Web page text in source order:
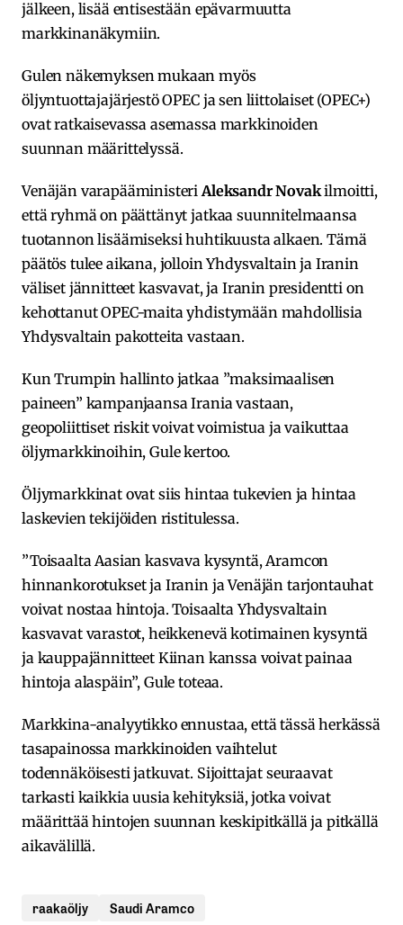
jälkeen, lisää entisestään epävarmuutta
markkinanäkymiin.
Gulen näkemyksen mukaan myös
öljyntuottajajärjestö OPEC ja sen liittolaiset (OPEC+)
ovat ratkaisevassa asemassa markkinoiden
suunnan määrittelyssä.
Venäjän varapääministeri Aleksandr Novakilmoitti,
että ryhmä on päättänyt jatkaa suunnitelmaansa
tuotannon lisäämiseksi huhtikuusta alkaen. Tämä
päätös tulee aikana, jolloin Yhdysvaltain ja Iranin
väliset jännitteet kasvavat, ja Iranin presidentti on
kehottanut OPEC-maita yhdistymään mahdollisia
Yhdysvaltain pakotteita vastaan.
Kun Trumpin hallinto jatkaa ”maksimaalisen
paineen” kampanjaansa Irania vastaan,
geopoliittiset riskit voivat voimistua ja vaikuttaa
öljymarkkinoihin, Gule kertoo.
Öljymarkkinat ovat siis hintaa tukevien ja hintaa
laskevien tekijöiden ristitulessa.
”Toisaalta Aasian kasvava kysyntä, Aramcon
hinnankorotukset ja Iranin ja Venäjän tarjontauhat
voivat nostaa hintoja. Toisaalta Yhdysvaltain
kasvavat varastot, heikkenevä kotimainen kysyntä
ja kauppajännitteet Kiinan kanssa voivat painaa
hintoja alaspäin”, Gule toteaa.
Markkina-analyytikko ennustaa, että tässä herkässä
tasapainossa markkinoiden vaihtelut
todennäköisesti jatkuvat. Sijoittajat seuraavat
tarkasti kaikkia uusia kehityksiä, jotka voivat
määrittää hintojen suunnan keskipitkällä ja pitkällä
aikavälillä.
raakaöljy Saudi Aramco